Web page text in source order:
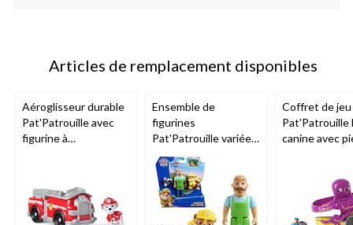
Articles de remplacement disponibles
Aéroglisseur durable
Pat'Patrouille avec
figurine à
Ensemble de
figurines
Pat'Patrouille variées,
paq. 3, 3 ans et plus
Coffret de jeu
Pat'Patrouille
canine avec